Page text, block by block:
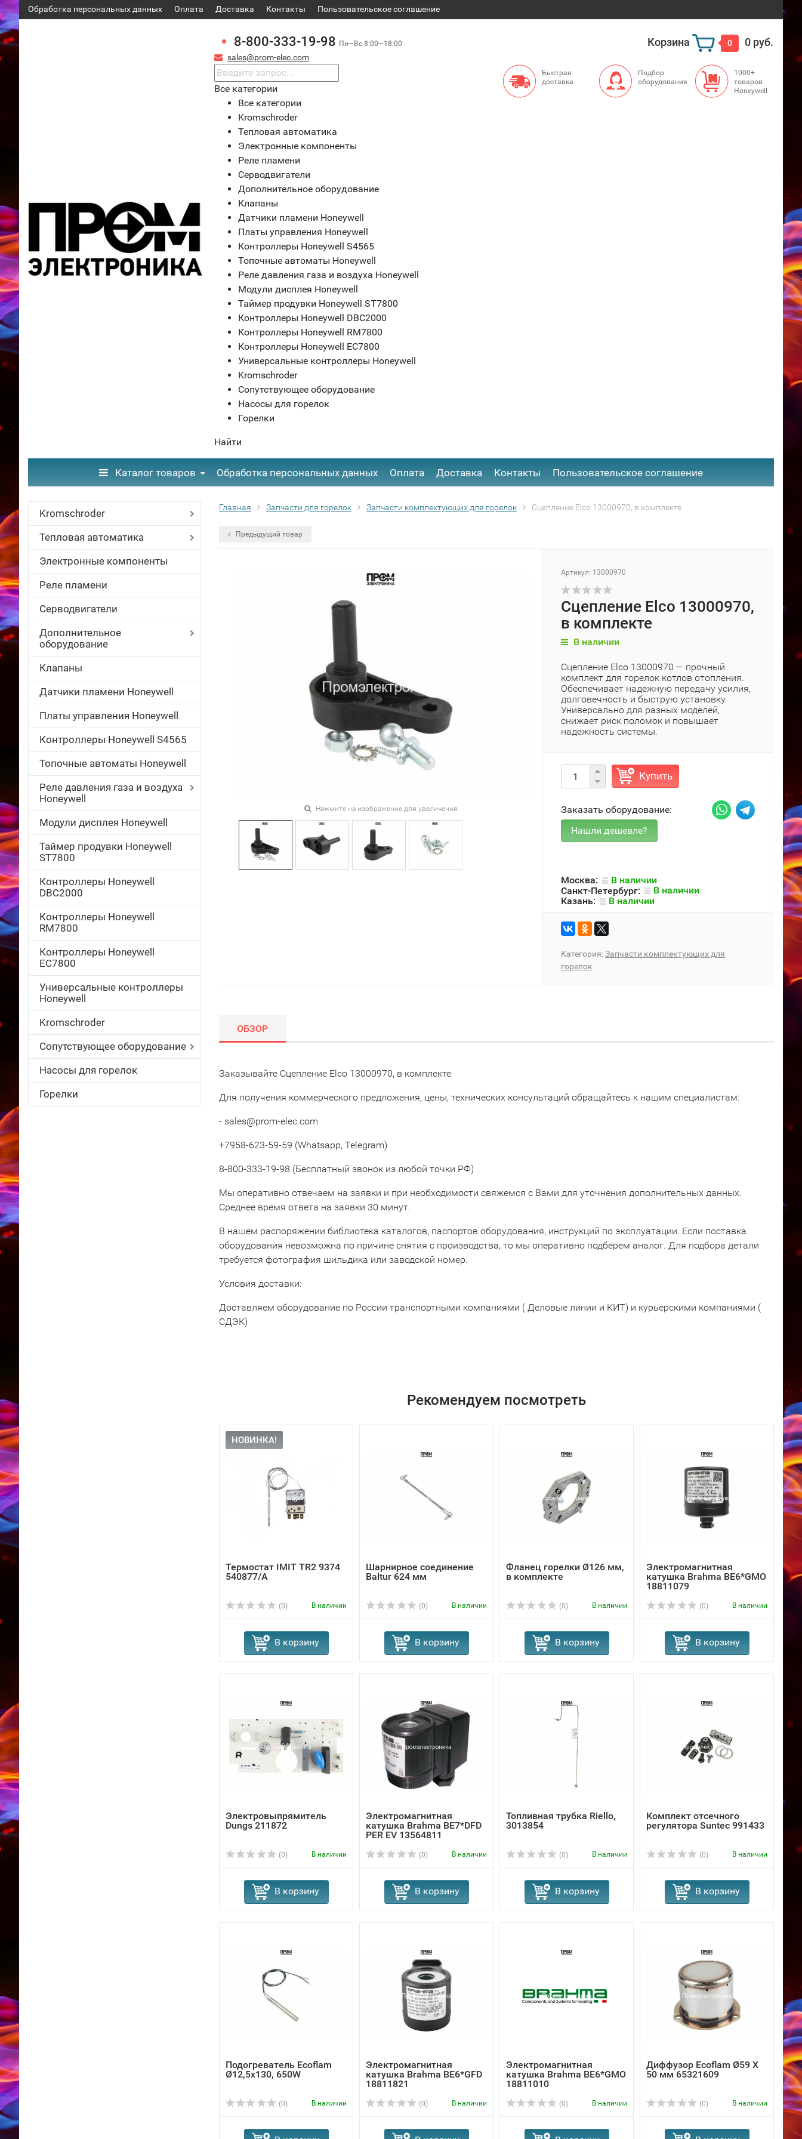
Обработка персональных данных Оплата Доставка Контакты ​Пользовательское соглашение
8-800-333-19-98 Пн—Вс 8:00—18:00
sales@prom-elec.com
Корзина 0 0 руб.
Все категории
Все категории
Kromschroder
Тепловая автоматика
Электронные компоненты
Реле пламени
Серводвигатели
Дополнительное оборудование
Клапаны
Датчики пламени Honeywell
Платы управления Honeywell
Контроллеры Honeywell S4565
Топочные автоматы Honeywell
Реле давления газа и воздуха Honeywell
Модули дисплея Honeywell
Таймер продувки Honeywell ST7800
Контроллеры Honeywell DBC2000
Контроллеры Honeywell RM7800
Контроллеры Honeywell EC7800
Универсальные контроллеры Honeywell
Kromschroder
Сопутствующее оборудование
Насосы для горелок
Горелки
Найти
Быстрая
доставка
Подбор
оборудования
1000+
товаров
Honeywell
Каталог товаров Обработка персональных данных Оплата Доставка Контакты ​Пользовательское соглашение
Kromschroder
Тепловая автоматика
Электронные компоненты
Реле пламени
Серводвигатели
Дополнительное
оборудование
Клапаны
Датчики пламени Honeywell
Платы управления Honeywell
Контроллеры Honeywell S4565
Топочные автоматы Honeywell
Реле давления газа и воздуха
Honeywell
Модули дисплея Honeywell
Таймер продувки Honeywell
ST7800
Контроллеры Honeywell
DBC2000
Контроллеры Honeywell
RM7800
Контроллеры Honeywell
EC7800
Универсальные контроллеры
Honeywell
Kromschroder
Сопутствующее оборудование
Насосы для горелок
Горелки
Главная Запчасти для горелок Запчасти комплектующих для горелок Сцепление Elco 13000970, в комплекте
Предыдущий товар
Нажмите на изображение для увеличения
Артикул: 13000970
Сцепление Elco 13000970,
в комплекте
В наличии
Сцепление Elco 13000970 — прочный
комплект для горелок котлов отопления.
Обеспечивает надежную передачу усилия,
долговечность и быструю установку.
Универсально для разных моделей,
снижает риск поломок и повышает
надежность системы.
Купить
Заказать оборудование:
Москва:
В наличии
Санкт-Петербург:
В наличии
Казань:
В наличии
Категория:Запчасти комплектующих для
горелок
ОБЗОР
Заказывайте Сцепление Elco 13000970, в комплекте
Для получения коммерческого предложения, цены, технических консультаций обращайтесь к нашим специалистам:
- sales@prom-elec.com
+7958-623-59-59 (Whatsapp, Telegram)
8-800-333-19-98 (Бесплатный звонок из любой точки РФ)
Мы оперативно отвечаем на заявки и при необходимости свяжемся с Вами для уточнения дополнительных данных.
Среднее время ответа на заявки 30 минут.
В нашем распоряжении библиотека каталогов, паспортов оборудования, инструкций по эксплуатации. Если поставка
оборудования невозможна по причине снятия с производства, то мы оперативно подберем аналог. Для подбора детали
требуется фотография шильдика или заводской номер.
Условия доставки:
Доставляем оборудование по России транспортными компаниями ( Деловые линии и КИТ) и курьерскими компаниями (
СДЭК)
Рекомендуем посмотреть
НОВИНКА!
Термостат IMIT TR2 9374
540877/A
(0) В наличии
В корзину
Шарнирное соединение
Baltur 624 мм
(0) В наличии
В корзину
Фланец горелки Ø126 мм,
в комплекте
(0) В наличии
В корзину
Электромагнитная
катушка Brahma BE6*GMO
18811079
(0) В наличии
В корзину
Электровыпрямитель
Dungs 211872
(0) В наличии
В корзину
Электромагнитная
катушка Brahma BE7*DFD
PER EV 13564811
(0) В наличии
В корзину
Топливная трубка Riello,
3013854
(0) В наличии
В корзину
Комплект отсечного
регулятора Suntec 991433
(0) В наличии
В корзину
Подогреватель Ecoflam
Ø12,5x130, 650W
(0) В наличии
Электромагнитная
катушка Brahma BE6*GFD
18811821
(0) В наличии
Электромагнитная
катушка Brahma BE6*GMO
18811010
(0) В наличии
Диффузор Ecoflam Ø59 X
50 мм 65321609
(0) В наличии